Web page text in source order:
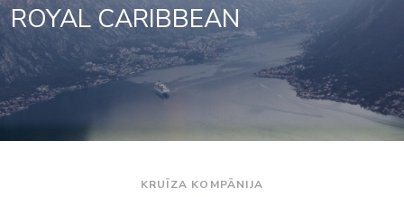
ROYAL CARIBBEAN
KRUĪZA KOMPĀNIJA